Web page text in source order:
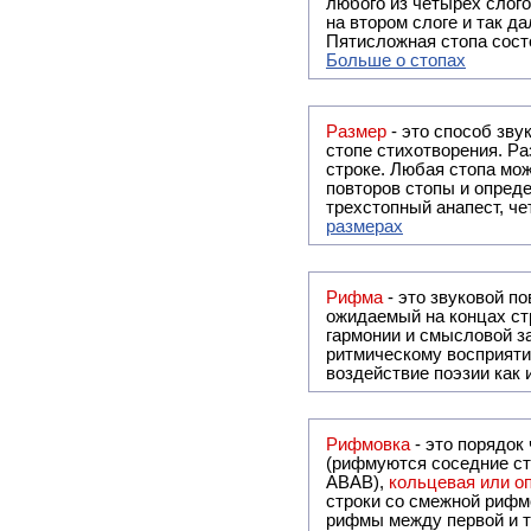
на втором слоге и так
Пятисложная стопа
Больше о стопах
Размер - это способ
стопе стихотворения.
строке. Любая стопа
повторов стопы и
трехстопный анапест,
размерах
Рифма - это звуковой повтор, традиционно используемый в поэзии и, как
ожидаемый на концах
гармонии и смысловой
ритмическому
воздействие поэзии
Рифмовка - это
(рифмуются соседние
ABAB), кольцевая или
строки со смежной
рифмы между первой и